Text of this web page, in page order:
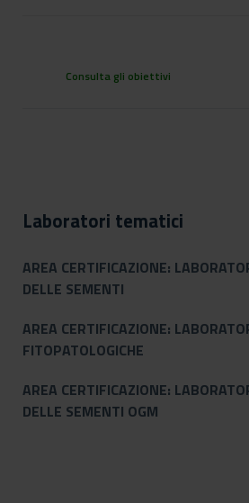
Consulta gli obiettivi
Laboratori tematici
AREA CERTIFICAZIONE:
DELLE SEMENTI
AREA CERTIFICAZIONE:
FITOPATOLOGICHE
AREA CERTIFICAZIONE:
DELLE SEMENTI OGM